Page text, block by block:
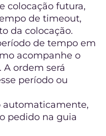
colocação futura,
de timeout,
da colocação.
de tempo em
acompanhe o
ordem será
período ou
automaticamente,
pedido na guia